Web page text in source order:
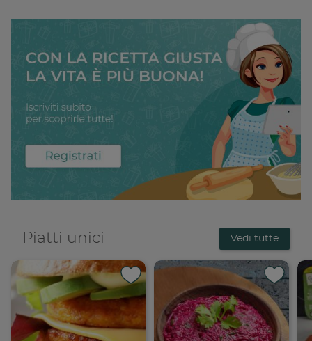
Condividi su
Copia link
Piatti unici Vedi tutte